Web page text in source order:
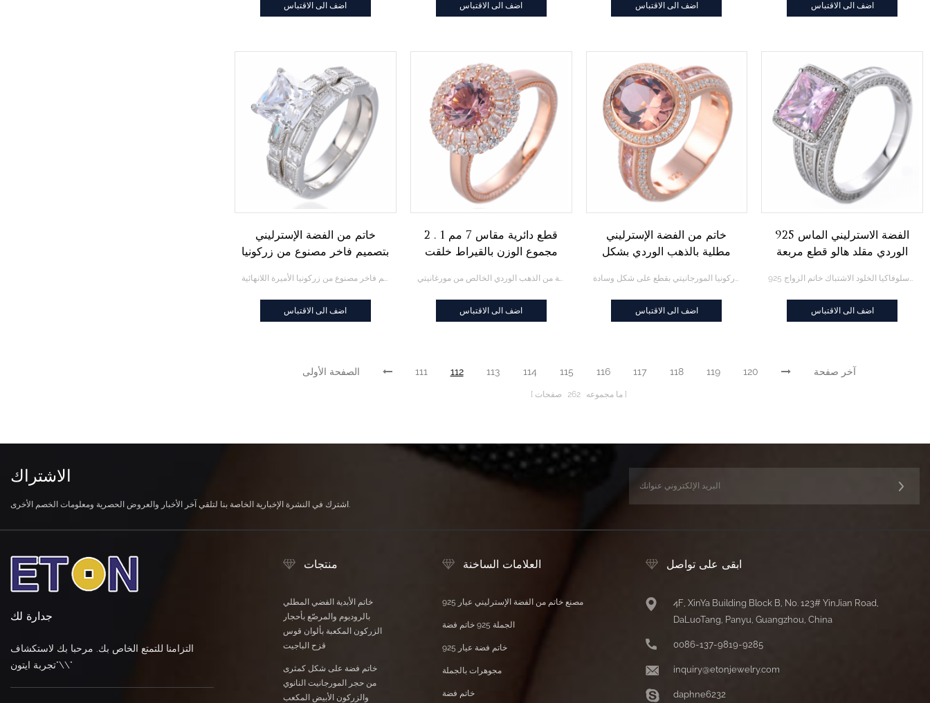
اضف الى الاقتباس اضف الى الاقتباس اضف الى الاقتباس اضف الى الاقتباس
خاتم من الفضة الإسترليني
بتصميم فاخر مصنوع من زركونيا
خاتم من الفضة الإسترليني بتصميم فاخر مصنوع من زركونيا الأميرة اللانهائية
اضف الى الاقتباس
قطع دائرية مقاس 7 مم 1 . 2
مجموع الوزن بالقيراط خلقت
الوردي الخالص من مورغانيتيقطع دائرية مقاس 7 مم 1 . 2 مجموع الوزن بالقيراط خلقت خاتم خطوبة هالة من الذهب الوردي الخالص من مورغانيتي
اضف الى الاقتباس
خاتم من الفضة الإسترليني
مطلية بالذهب الوردي بشكل
المورجانيتي بقطع على شكل
وسادة
خاتم من الفضة الإسترليني مطلية بالذهب الوردي بشكل بيضاوي مكون من الزركونيا المورجانيتي بقطع على شكل وسادة
اضف الى الاقتباس
925 الفضة الاسترليني الماس
الوردي مقلد هالو قطع مربعة
تشيكوسلوفاكيا الخلود الاشتباك
خاتم الزواج
925 الفضة الاسترليني الماس الوردي مقلد هالو قطع مربعة مكعب زركونيا خواتم تشيكوسلوفاكيا الخلود الاشتباك خاتم الزواج
اضف الى الاقتباس
الصفحة الأولى 111 112 113 114 115 116 117 118 119 120 آخر صفحة
ما مجموعه 262 صفحات
الاشتراك
اشترك في النشرة الإخبارية الخاصة بنا لتلقي آخر الأخبار والعروض الحصرية ومعلومات الخصم الأخرى.
منتجات
خاتم الأبدية الفضي المطلي
بالروديوم والمرصّع بأحجار
الزركون المكعبة بألوان قوس
قزح الباجيت
خاتم فضة على شكل كمثرى
من حجر المورجانيت النانوي
والزركون الأبيض المكعب
العلامات الساخنة
مصنع خاتم من الفضة الإسترليني عيار 925
الجملة 925 خاتم فضة
خاتم فضة عيار 925
مجوهرات بالجملة
خاتم فضة
ابقى على تواصل
4F, XinYa Building Block B, No. 123# YinJian Road,
DaLuoTang, Panyu, Guangzhou, China
0086-137-9819-9285
inquiry@etonjewelry.com
daphne6232
جدارة لك
التزامنا للتمتع الخاص بك. مرحبا بك لاستكشاف
\"تجربة ايتون\"